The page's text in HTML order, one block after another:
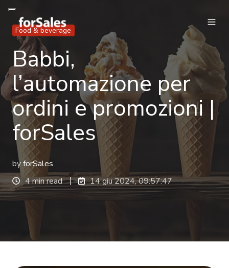
Food & beverage
Babbi,
l’automazione per
ordini e promozioni |
forSales
byforSales
4 min read
14 giu 2024, 09:57:47